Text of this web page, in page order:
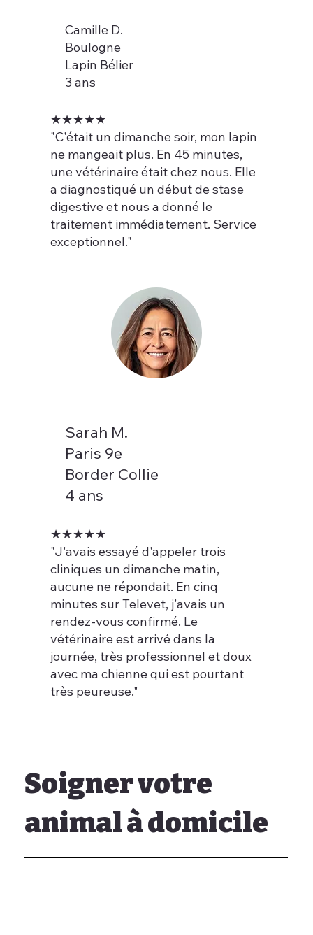
Soigner votre
animal à domicile
Camille D.
Boulogne
Lapin Bélier
3 ans
★★★★★
"C'était un dimanche soir, mon lapin
ne mangeait plus. En 45 minutes,
une vétérinaire était chez nous. Elle
a diagnostiqué un début de stase
digestive et nous a donné le
traitement immédiatement. Service
exceptionnel."
Sarah M.
Paris 9e
Border Collie
4 ans
★★★★★
"J'avais essayé d'appeler trois
cliniques un dimanche matin,
aucune ne répondait. En cinq
minutes sur Televet, j'avais un
rendez-vous confirmé. Le
vétérinaire est arrivé dans la
journée, très professionnel et doux
avec ma chienne qui est pourtant
très peureuse."